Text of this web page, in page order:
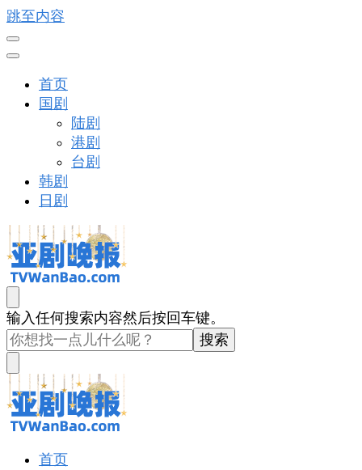
跳至内容
首页
国剧
陆剧
港剧
台剧
韩剧
日剧
亚剧晚报
戏里戏外看亚洲
找
什
么
东
西
吗?
输入任何搜索内容然后按回车键。
亚剧晚报
戏里戏外看亚洲
首页